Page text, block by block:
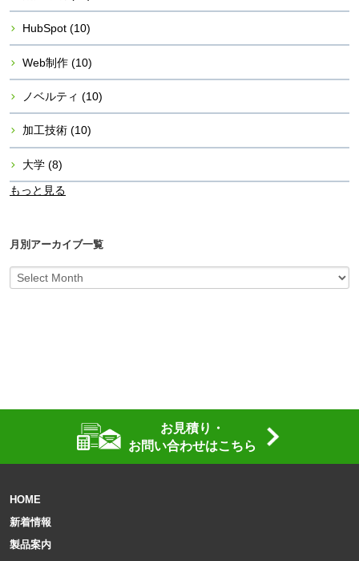
HubSpot (10)
Web制作 (10)
ノベルティ (10)
加工技術 (10)
大学 (8)
もっと見る
月別アーカイブ一覧
お見積り・
お問い合わせはこちら
HOME
新着情報
製品案内